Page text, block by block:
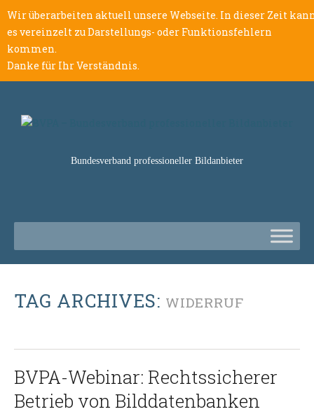
Wir überarbeiten aktuell unsere Webseite. In dieser Zeit
es vereinzelt zu Darstellungs- oder Funktionsfehlern
kommen.
Danke für Ihr Verständnis.
Bundesverband professioneller Bildanbieter
TAG ARCHIVES: WIDERRUF
BVPA-Webinar: Rechtssicherer
Betrieb von Bilddatenbanken